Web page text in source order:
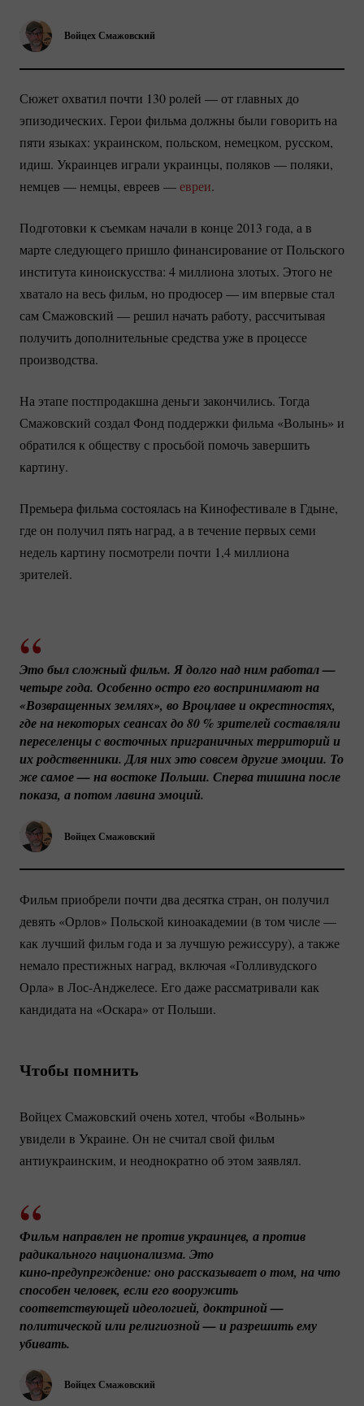
Войцех Смажовский
Сюжет охватил почти 130 ролей — от главных до
эпизодических. Герои фильма должны были говорить на
пяти языках: украинском, польском, немецком, русском,
идиш. Украинцев играли украинцы, поляков — поляки,
немцев — немцы, евреев —евреи.
Подготовки к съемкам начали в конце 2013 года, а в
марте следующего пришло финансирование от Польского
института киноискусства: 4 миллиона злотых. Этого не
хватало на весь фильм, но продюсер — им впервые стал
сам Смажовский — решил начать работу, рассчитывая
получить дополнительные средства уже в процессе
производства.
На этапе постпродакшна деньги закончились. Тогда
Смажовский создал Фонд поддержки фильма «Волынь» и
обратился к обществу с просьбой помочь завершить
картину.
Премьера фильма состоялась на Кинофестивале в Гдыне,
где он получил пять наград, а в течение первых семи
недель картину посмотрели почти 1,4 миллиона
зрителей.
Войцех Смажовский
Это был сложный фильм. Я долго над ним работал —
четыре года. Особенно остро его воспринимают на
«Возвращенных землях», во Вроцлаве и окрестностях,
где на некоторых сеансах до 80 % зрителей составляли
переселенцы с восточных приграничных территорий и
их родственники. Для них это совсем другие эмоции. То
же самое — на востоке Польши. Сперва тишина после
показа, а потом лавина эмоций.
Фильм приобрели почти два десятка стран, он получил
девять «Орлов» Польской киноакадемии (в том числе —
как лучший фильм года и за лучшую режиссуру), а также
немало престижных наград, включая «Голливудского
Орла» в Лос-Анджелесе. Его даже рассматривали как
кандидата на «Оскара» от Польши.
Чтобы помнить
Войцех Смажовский очень хотел, чтобы «Волынь»
увидели в Украине. Он не считал свой фильм
антиукраинским, и неоднократно об этом заявлял.
Войцех Смажовский
Фильм направлен не против украинцев, а против
кино-предупреждение: оно рассказывает о том, на что
способен человек, если его вооружить
соответствующей идеологией, доктриной —
политической или религиозной — и разрешить ему
убивать.